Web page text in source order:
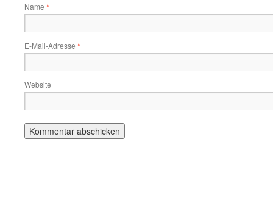
Name *
E-Mail-Adresse *
Website